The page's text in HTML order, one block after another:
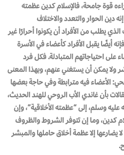
قوة جامحة، فالإسلام كدين عظمته
دين الحوار والتعدد والاختلاف
يطلب من الأفراد أن يكونوا أحرارًا غير
أيضًا يقبل الأفراد كأعضاء في الأسرة
على احتياجاتهم المتبادلة. فكل فرد
ولا يمكن أن يستغني عنهم، وبهذا المعنى
الأعضاء فيه مترابطة وفي حاجة بعضها
بأن غاندي الأب الروحي للهند الحديث،
وسلم، إلى “عظمته الأخلاقية”، وإن
كدين، وما إن تتوفر الشروط والظروف
يضارعها إلا عظمة أخلاق حاملها والمبشر